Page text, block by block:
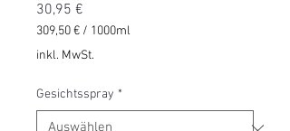
30,95 €
309,50 € / 1000ml
309,50 €
Milliliter
inkl. MwSt.
Gesichtsspray *